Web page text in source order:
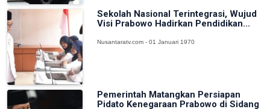
Sekolah Nasional Terintegrasi, Wujud
Visi Prabowo Hadirkan Pendidikan...
Nusantaratv.com - 01 Januari 1970
Pemerintah Matangkan Persiapan
Pidato Kenegaraan Prabowo di Sidang